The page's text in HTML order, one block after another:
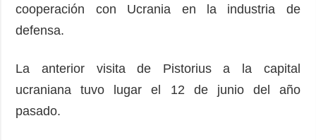
cooperación con Ucrania en la industria de
defensa.
La anterior visita de Pistorius a la capital
ucraniana tuvo lugar el 12 de junio del año
pasado.